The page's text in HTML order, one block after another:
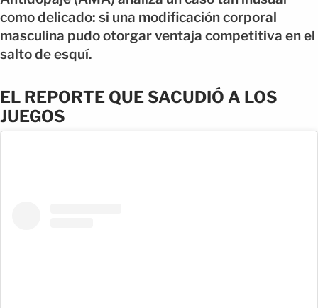
como delicado: si una modificación corporal
masculina pudo otorgar ventaja competitiva en el
salto de esquí.
EL REPORTE QUE SACUDIÓ A LOS
JUEGOS